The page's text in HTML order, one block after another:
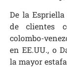
De la
de clientes
colombo-
en EE.UU., o
la mayor